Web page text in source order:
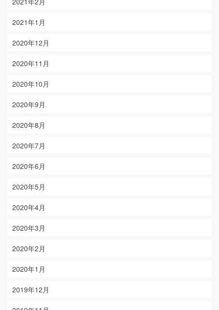
2021年1月
2020年12月
2020年11月
2020年10月
2020年9月
2020年8月
2020年7月
2020年6月
2020年5月
2020年4月
2020年3月
2020年2月
2020年1月
2019年12月